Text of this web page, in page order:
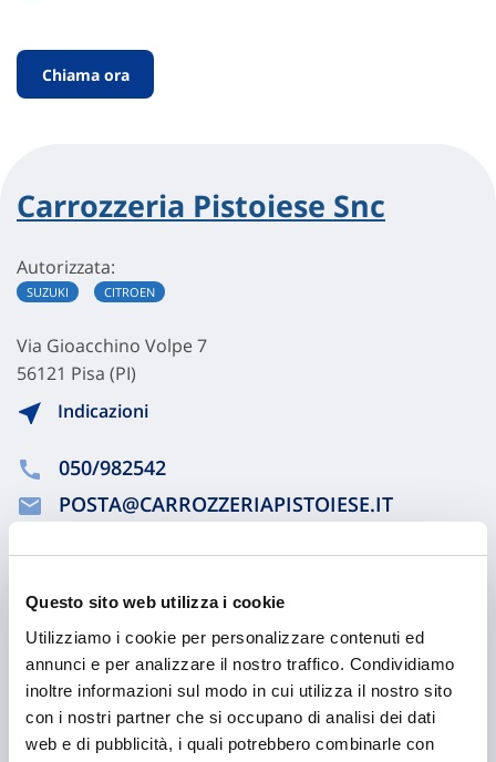
Questo sito web utilizza i cookie
Utilizziamo i cookie per personalizzare contenuti ed
annunci e per analizzare il nostro traffico. Condividiamo
inoltre informazioni sul modo in cui utilizza il nostro sito
con i nostri partner che si occupano di analisi dei dati
web e di pubblicità, i quali potrebbero combinarle con
Chiama ora
Carrozzeria Pistoiese Snc
Autorizzata:
SUZUKI CITROEN
Via Gioacchino Volpe 7
56121 Pisa (PI)
Indicazioni
050/982542
POSTA@CARROZZERIAPISTOIESE.IT